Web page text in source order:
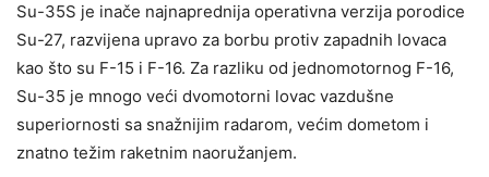
Su-35S je inače najnaprednija operativna verzija porodice
Su-27, razvijena upravo za borbu protiv zapadnih lovaca
kao što su F-15 i F-16. Za razliku od jednomotornog F-16,
Su-35 je mnogo veći dvomotorni lovac vazdušne
superiornosti sa snažnijim radarom, većim dometom i
znatno težim raketnim naoružanjem.